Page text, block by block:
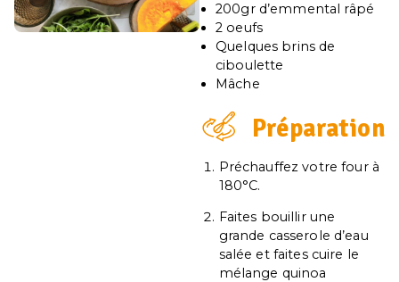
200gr d’emmental râpé
2 oeufs
Quelques brins de
ciboulette
Mâche
Préparation
Préchauffez votre four à
180°C.
Faites bouillir une
grande casserole d’eau
salée et faites cuire le
mélange quinoa